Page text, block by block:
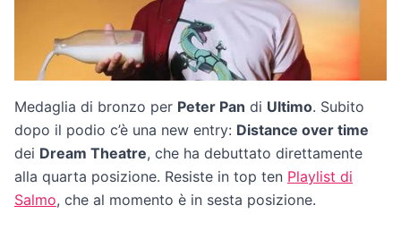
Medaglia di bronzo per Peter Pan di Ultimo. Subito
dopo il podio c’è una new entry: Distance over time
dei Dream Theatre, che ha debuttato direttamente
alla quarta posizione. Resiste in top ten Playlist di
Salmo, che al momento è in sesta posizione.